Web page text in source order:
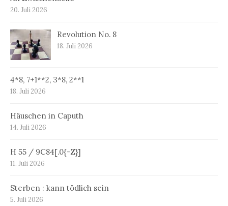
20. Juli 2026
Revolution No. 8
18. Juli 2026
4*8, 7+1**2, 3*8, 2**1
18. Juli 2026
Häuschen in Caputh
14. Juli 2026
H 55 / 9C84[.0{-Z}]
11. Juli 2026
Sterben : kann tödlich sein
5. Juli 2026